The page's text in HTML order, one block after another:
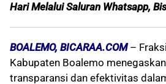
Hari Melalui Saluran Whatsapp,
BOALEMO, BICARAA.COM–
Kabupaten Boalemo
transparansi dan efektivitas